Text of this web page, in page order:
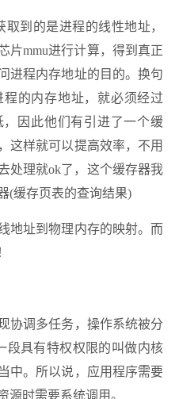
到的是进程的线性地址，
片mmu进行计算，得到真正
进程内存地址的目的。换句
的内存地址，就必须经过
因此他们有引进了一个缓
这样就可以提高效率，不用
处理就ok了，这个缓存器我
(缓存页表的查询结果)
地址到物理内存的映射。而
协调多任务，操作系统被分
段具有特权权限的叫做内核
中。所以说，应用程序需要
源时需要系统调用。